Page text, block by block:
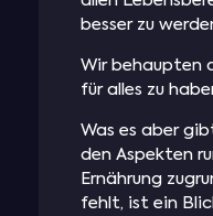
besser zu
Wir behaupten
für alles zu
Was es aber
den Aspekten
Ernährung
fehlt, ist ein